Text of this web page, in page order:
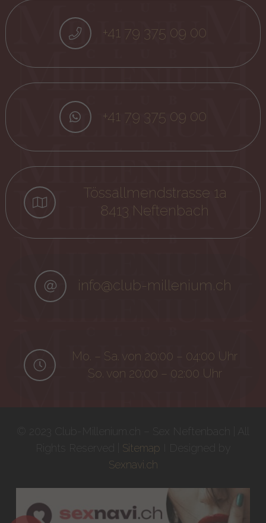
+41 79 375 09 00
+41 79 375 09 00
Tössallmendstrasse 1a
8413 Neftenbach
info@club-millenium.ch
Mo. – Sa. von 20:00 – 04:00 Uhr
So. von 20:00 – 02:00 Uhr
Sitemap
Sexnavi.ch